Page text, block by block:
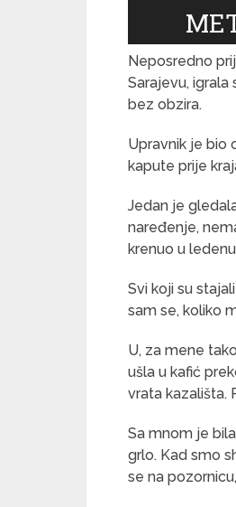
Neposredno
Sarajevu,
bez obzira.
Upravnik je bio
kapute prije
Jedan je
naređenje,
krenuo u
Svi koji su
sam se, koliko
U, za mene
ušla u kafić
vrata kazališta.
Sa mnom je
grlo. Kad smo
se na